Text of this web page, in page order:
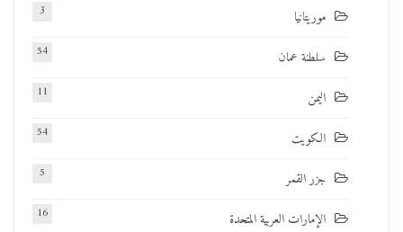
موريتانيا 3
سلطنة عمان 54
اليمن 11
الكويت 54
جزر القمر 5
الإمارات العربية المتحدة 16